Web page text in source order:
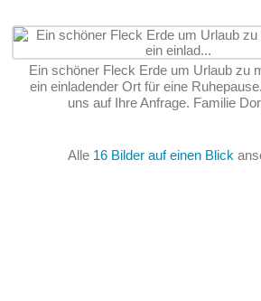
Ein schöner Fleck Erde um Urlaub zu
ein einladender Ort für eine
uns auf Ihre Anfrage. Familie
Alle 16 Bilder auf einen Blick